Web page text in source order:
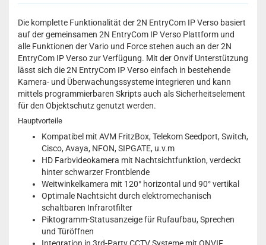
Die komplette Funktionalität der 2N EntryCom IP Verso basiert
auf der gemeinsamen 2N EntryCom IP Verso Plattform und
alle Funktionen der Vario und Force stehen auch an der 2N
EntryCom IP Verso zur Verfügung. Mit der Onvif Unterstützung
lässt sich die 2N EntryCom IP Verso einfach in bestehende
Kamera- und Überwachungssysteme integrieren und kann
mittels programmierbaren Skripts auch als Sicherheitselement
für den Objektschutz genutzt werden.
Hauptvorteile
Kompatibel mit AVM FritzBox, Telekom Seedport, Switch,
Cisco, Avaya, NFON, SIPGATE, u.v.m
HD Farbvideokamera mit Nachtsichtfunktion, verdeckt
hinter schwarzer Frontblende
Weitwinkelkamera mit 120° horizontal und 90° vertikal
Optimale Nachtsicht durch elektromechanisch
schaltbaren Infrarotfilter
Piktogramm-Statusanzeige für Rufaufbau, Sprechen
und Türöffnen